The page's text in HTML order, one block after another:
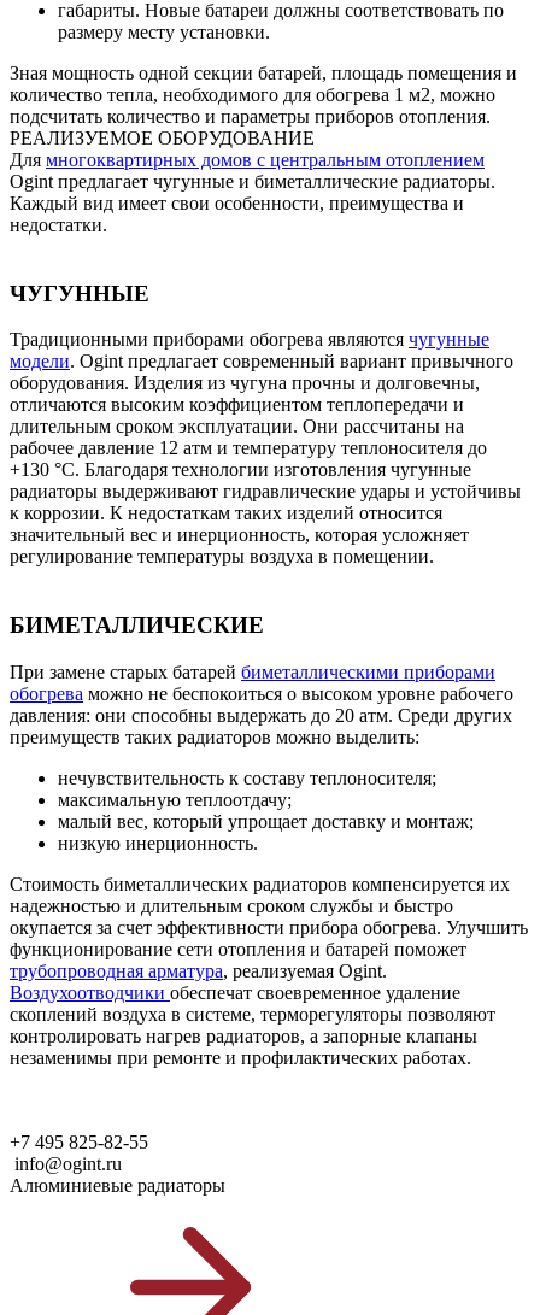
габариты. Новые батареи должны соответствовать по
размеру месту установки.
Зная мощность одной секции батарей, площадь помещения и
количество тепла, необходимого для обогрева 1 м2, можно
подсчитать количество и параметры приборов отопления.
РЕАЛИЗУЕМОЕ ОБОРУДОВАНИЕ
Для многоквартирных домов с центральным отоплением
Ogint предлагает чугунные и биметаллические радиаторы.
Каждый вид имеет свои особенности, преимущества и
недостатки.
ЧУГУННЫЕ
Традиционными приборами обогрева являются чугунные
модели. Ogint предлагает современный вариант привычного
оборудования. Изделия из чугуна прочны и долговечны,
отличаются высоким коэффициентом теплопередачи и
длительным сроком эксплуатации. Они рассчитаны на
рабочее давление 12 атм и температуру теплоносителя до
+130 °C. Благодаря технологии изготовления чугунные
радиаторы выдерживают гидравлические удары и устойчивы
к коррозии. К недостаткам таких изделий относится
значительный вес и инерционность, которая усложняет
регулирование температуры воздуха в помещении.
БИМЕТАЛЛИЧЕСКИЕ
При замене старых батарей биметаллическими приборами
обогрева можно не беспокоиться о высоком уровне рабочего
давления: они способны выдержать до 20 атм. Среди других
преимуществ таких радиаторов можно выделить:
нечувствительность к составу теплоносителя;
максимальную теплоотдачу;
малый вес, который упрощает доставку и монтаж;
низкую инерционность.
Стоимость биметаллических радиаторов компенсируется их
надежностью и длительным сроком службы и быстро
окупается за счет эффективности прибора обогрева. Улучшить
функционирование сети отопления и батарей поможет
трубопроводная арматура, реализуемая Ogint.
Воздухоотводчики обеспечат своевременное удаление
скоплений воздуха в системе, терморегуляторы позволяют
контролировать нагрев радиаторов, а запорные клапаны
незаменимы при ремонте и профилактических работах.
+7 495 825-82-55
info@ogint.ru
Алюминиевые радиаторы